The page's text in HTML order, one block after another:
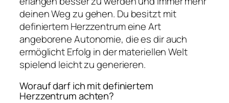
deinen Weg zu gehen. Du besitzt mit
definiertem Herzzentrum eine Art
angeborene Autonomie, die es dir auch
ermöglicht Erfolg in der materiellen Welt
spielend leicht zu generieren.
Worauf darf ich mit definiertem
Herzzentrum achten?